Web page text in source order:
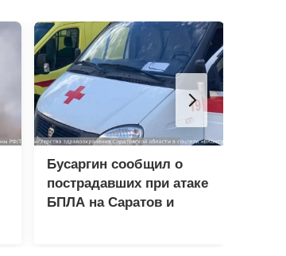
Бусаргин сообщил о
пострадавших при атаке
БПЛА на Саратов и